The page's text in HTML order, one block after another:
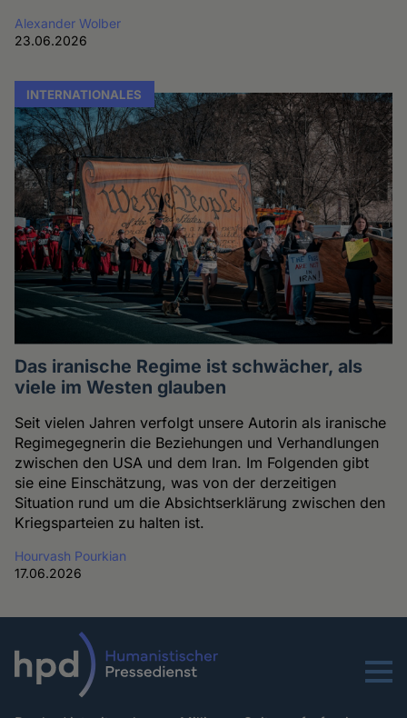
Alexander Wolber
23.06.2026
INTERNATIONALES
Das iranische Regime ist schwächer, als
viele im Westen glauben
Seit vielen Jahren verfolgt unsere Autorin als iranische
Regimegegnerin die Beziehungen und Verhandlungen
zwischen den USA und dem Iran. Im Folgenden gibt
sie eine Einschätzung, was von der derzeitigen
Situation rund um die Absichtserklärung zwischen den
Kriegsparteien zu halten ist.
Hourvash Pourkian
17.06.2026
Menu